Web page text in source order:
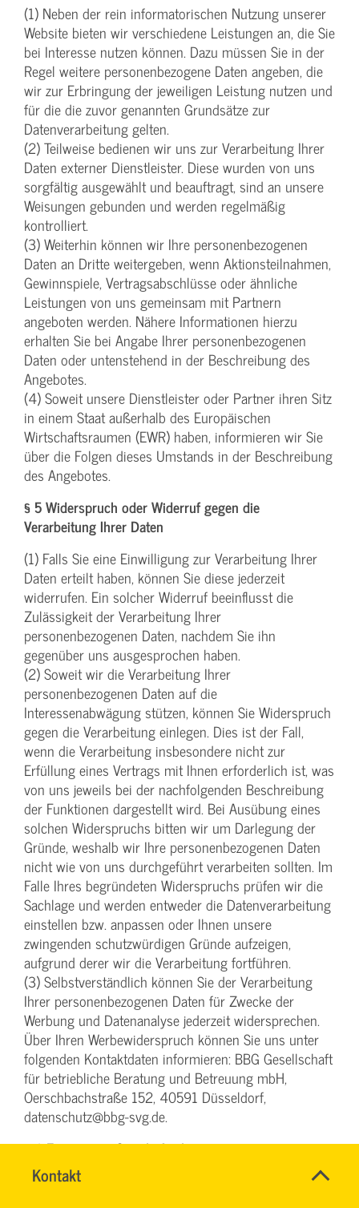
Kontakt
IHR
Name*
(1) Neben der rein informatorischen Nutzung unserer
Website bieten wir verschiedene Leistungen an, die Sie
bei Interesse nutzen können. Dazu müssen Sie in der
Regel weitere personenbezogene Daten angeben, die
wir zur Erbringung der jeweiligen Leistung nutzen und
für die die zuvor genannten Grundsätze zur
Datenverarbeitung gelten.
(2) Teilweise bedienen wir uns zur Verarbeitung Ihrer
Daten externer Dienstleister. Diese wurden von uns
sorgfältig ausgewählt und beauftragt, sind an unsere
Weisungen gebunden und werden regelmäßig
kontrolliert.
(3) Weiterhin können wir Ihre personenbezogenen
Daten an Dritte weitergeben, wenn Aktionsteilnahmen,
Gewinnspiele, Vertragsabschlüsse oder ähnliche
Leistungen von uns gemeinsam mit Partnern
angeboten werden. Nähere Informationen hierzu
erhalten Sie bei Angabe Ihrer personenbezogenen
Daten oder untenstehend in der Beschreibung des
Angebotes.
(4) Soweit unsere Dienstleister oder Partner ihren Sitz
in einem Staat außerhalb des Europäischen
Wirtschaftsraumen (EWR) haben, informieren wir Sie
über die Folgen dieses Umstands in der Beschreibung
des Angebotes.
§ 5 Widerspruch oder Widerruf gegen die
Verarbeitung Ihrer Daten
(1) Falls Sie eine Einwilligung zur Verarbeitung Ihrer
Daten erteilt haben, können Sie diese jederzeit
widerrufen. Ein solcher Widerruf beeinflusst die
Zulässigkeit der Verarbeitung Ihrer
personenbezogenen Daten, nachdem Sie ihn
gegenüber uns ausgesprochen haben.
(2) Soweit wir die Verarbeitung Ihrer
personenbezogenen Daten auf die
Interessenabwägung stützen, können Sie Widerspruch
gegen die Verarbeitung einlegen. Dies ist der Fall,
wenn die Verarbeitung insbesondere nicht zur
Erfüllung eines Vertrags mit Ihnen erforderlich ist, was
von uns jeweils bei der nachfolgenden Beschreibung
der Funktionen dargestellt wird. Bei Ausübung eines
solchen Widerspruchs bitten wir um Darlegung der
Gründe, weshalb wir Ihre personenbezogenen Daten
nicht wie von uns durchgeführt verarbeiten sollten. Im
Falle Ihres begründeten Widerspruchs prüfen wir die
Sachlage und werden entweder die Datenverarbeitung
einstellen bzw. anpassen oder Ihnen unsere
zwingenden schutzwürdigen Gründe aufzeigen,
aufgrund derer wir die Verarbeitung fortführen.
(3) Selbstverständlich können Sie der Verarbeitung
Ihrer personenbezogenen Daten für Zwecke der
Werbung und Datenanalyse jederzeit widersprechen.
Über Ihren Werbewiderspruch können Sie uns unter
folgenden Kontaktdaten informieren: BBG Gesellschaft
für betriebliche Beratung und Betreuung mbH,
Oerschbachstraße 152, 40591 Düsseldorf,
datenschutz@bbg-svg.de.
§ 6 Einsatz von Google Analytics
(1) Diese Website benutzt Google Analytics, einen